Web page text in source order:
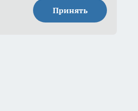
Принять